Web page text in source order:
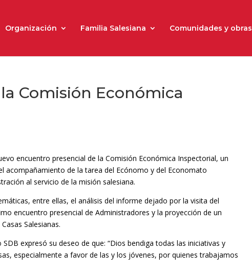
Organización Familia Salesiana Comunidades y obras
Comisión Económica
encuentro presencial de la Comisión Económica Inspectorial, un
acompañamiento de la tarea del Ecónomo y del Economato
al servicio de la misión salesiana.
entre ellas, el análisis del informe dejado por la visita del
encuentro presencial de Administradores y la proyección de un
Salesianas.
expresó su deseo de que: “Dios bendiga todas las iniciativas y
especialmente a favor de las y los jóvenes, por quienes trabajamos